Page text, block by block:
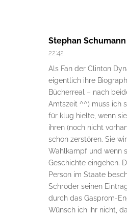
Stephan Schumann
22:42
Als Fan der Clinton
eigentlich ihre
Bücherreal – nach
Amtszeit ^^) muss ich
für klug hielte, wenn
ihren (noch nicht
schon zerstören. Sie
Wahlkampf und wenn
Geschichte eingehen.
Person im Staate
Schröder seinen
durch das Gasprom-
Wünsch ich ihr nicht,